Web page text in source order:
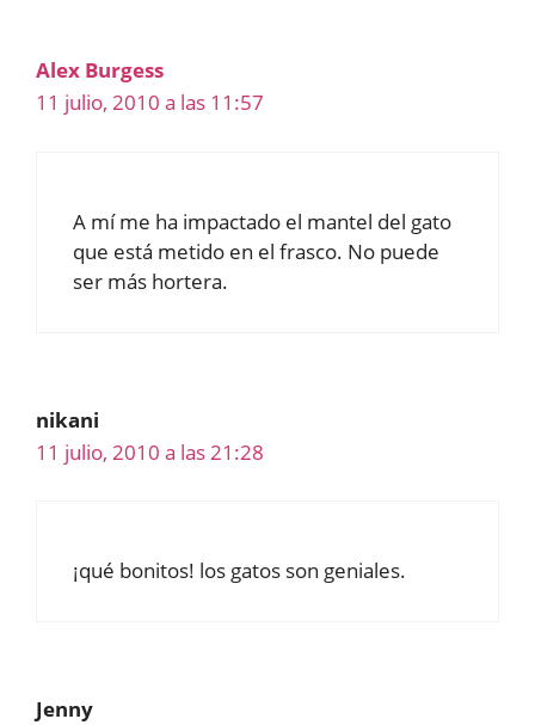
Alex Burgess
11 julio, 2010 a las 11:57
A mí me ha impactado el mantel del gato
que está metido en el frasco. No puede
ser más hortera.
nikani
11 julio, 2010 a las 21:28
¡qué bonitos! los gatos son geniales.
Jenny